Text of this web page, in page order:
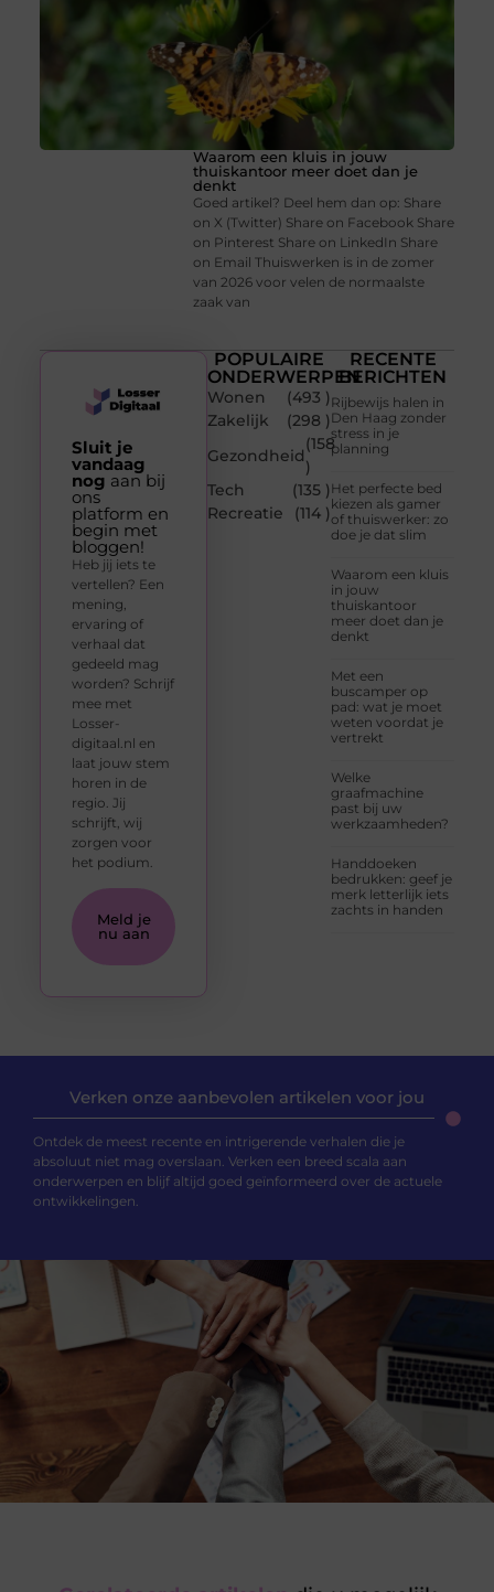
Waarom een kluis in jouw
thuiskantoor meer doet dan je
denkt
Goed artikel? Deel hem dan op: Share
on X (Twitter) Share on Facebook Share
on Pinterest Share on LinkedIn Share
on Email Thuiswerken is in de zomer
van 2026 voor velen de normaalste
zaak van
POPULAIRE
ONDERWERPEN
Wonen
(493 )
Zakelijk
(298 )
Gezondheid
(158
)
Tech
(135 )
Recreatie
(114 )
RECENTE
BERICHTEN
Rijbewijs halen in
Den Haag zonder
stress in je
planning
Het perfecte bed
kiezen als gamer
of thuiswerker: zo
doe je dat slim
Waarom een kluis
in jouw
thuiskantoor
meer doet dan je
denkt
Met een
buscamper op
pad: wat je moet
weten voordat je
vertrekt
Welke
graafmachine
past bij uw
werkzaamheden?
Handdoeken
bedrukken: geef je
merk letterlijk iets
zachts in handen
Sluit je
vandaag
nog aan bij
ons
platform en
begin met
bloggen!
Heb jij iets te
vertellen? Een
mening,
ervaring of
verhaal dat
gedeeld mag
worden? Schrijf
mee met
Losser-
digitaal.nl en
laat jouw stem
horen in de
regio. Jij
schrijft, wij
zorgen voor
het podium.
Meld je
nu aan
Verken onze aanbevolen artikelen voor jou
Ontdek de meest recente en intrigerende verhalen die je
absoluut niet mag overslaan. Verken een breed scala aan
onderwerpen en blijf altijd goed geïnformeerd over de actuele
ontwikkelingen.